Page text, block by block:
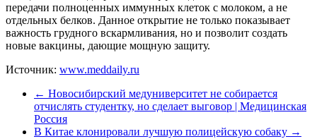
передачи полноценных иммунных клеток с молоком, а не
отдельных белков. Данное открытие не только показывает
важность грудного вскармливания, но и позволит создать
новые вакцины, дающие мощную защиту.
Источник: www.meddaily.ru
← Новосибирский медуниверситет не собирается
отчислять студентку, но сделает выговор | Медицинская
Россия
В Китае клонировали лучшую полицейскую собаку →